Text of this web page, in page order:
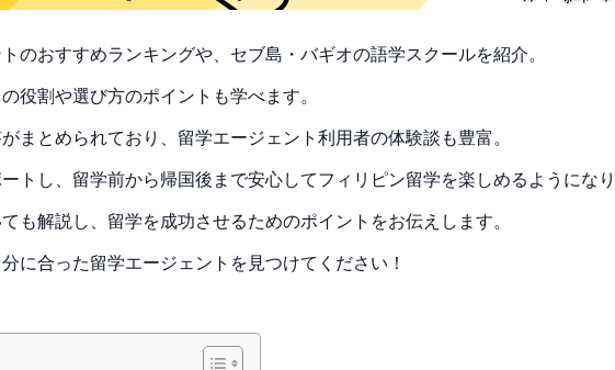
のおすすめランキングや、セブ島・バギオの語学スクールを紹介。
役割や選び方のポイントも学べます。
まとめられており、留学エージェント利用者の体験談も豊富。
トし、留学前から帰国後まで安心してフィリピン留学を楽しめるようにな
も解説し、留学を成功させるためのポイントをお伝えします。
に合った留学エージェントを見つけてください！